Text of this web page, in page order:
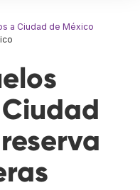
a Ciudad de México